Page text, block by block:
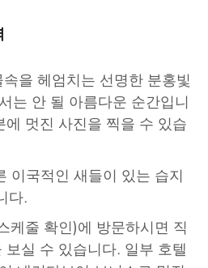
속을 헤엄치는 선명한 분홍빛
는 안 될 아름다운 순간입니
멋진 사진을 찍을 수 있습
이국적인 새들이 있는 습지
다.
케줄 확인)에 방문하시면 직
실 수 있습니다. 일부 호텔